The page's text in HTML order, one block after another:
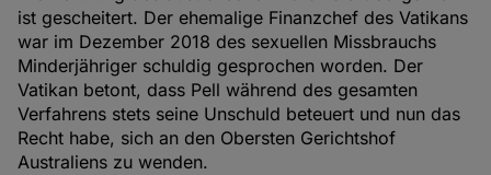
ist gescheitert. Der ehemalige Finanzchef des Vatikans
war im Dezember 2018 des sexuellen Missbrauchs
Minderjähriger schuldig gesprochen worden. Der
Vatikan betont, dass Pell während des gesamten
Verfahrens stets seine Unschuld beteuert und nun das
Recht habe, sich an den Obersten Gerichtshof
Australiens zu wenden.